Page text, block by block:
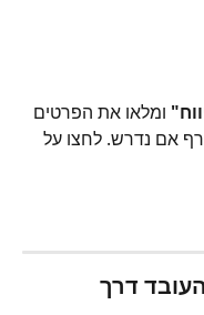
ומלאו את הפרטים
אם נדרש. לחצו על
העובד דרך